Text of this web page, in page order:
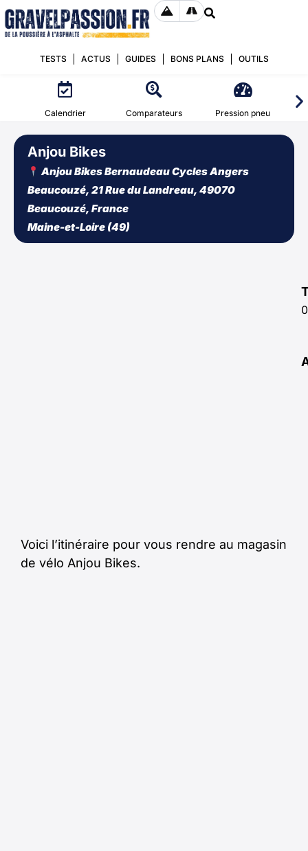
TESTS ACTUS GUIDES BONS PLANS OUTILS
Calendrier Comparateurs Pression pneu
Anjou Bikes
Anjou Bikes Bernaudeau Cycles Angers
Beaucouzé, 21 Rue du Landreau, 49070
Beaucouzé, France
Maine-et-Loire (49)
Voici l’itinéraire pour vous rendre au magasin
de vélo Anjou Bikes.